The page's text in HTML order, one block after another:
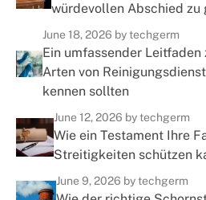
würdevollen Abschied zu
June 18, 2026 by techgerm
Ein umfassender Leitfaden
Arten von
kennen sollten
June 12, 2026 by techgerm
Wie ein Testament Ihre
Streitigkeiten schützen
June 9, 2026 by techgerm